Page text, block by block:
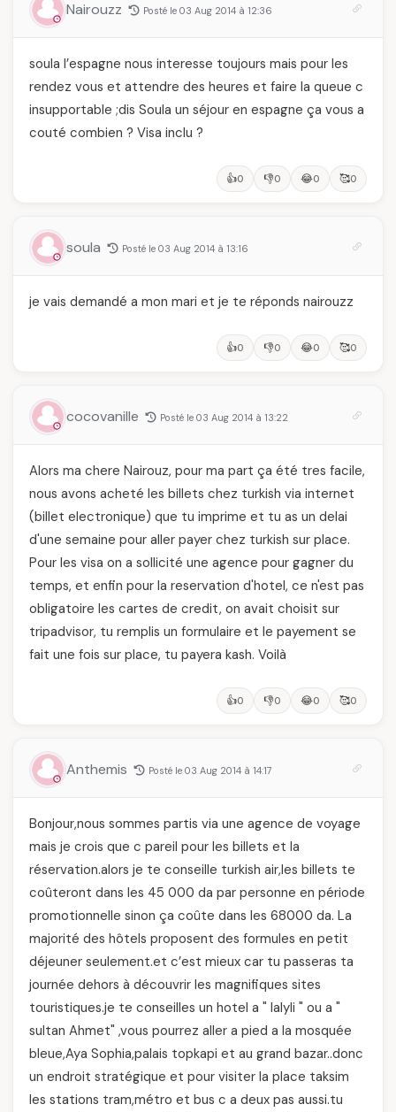
vraiment savoir
Nairouzz Posté le 03 Aug 2014 à 12:36
soula l’espagne nous interesse toujours mais pour les
rendez vous et attendre des heures et faire la queue c
insupportable ;dis Soula un séjour en espagne ça vous a
couté combien ? Visa inclu ?
👍0 👎0 😂0 🥰0
soula Posté le 03 Aug 2014 à 13:16
je vais demandé a mon mari et je te réponds nairouzz
👍0 👎0 😂0 🥰0
cocovanille Posté le 03 Aug 2014 à 13:22
Alors ma chere Nairouz, pour ma part ça été tres facile,
nous avons acheté les billets chez turkish via internet
(billet electronique) que tu imprime et tu as un delai
d'une semaine pour aller payer chez turkish sur place.
Pour les visa on a sollicité une agence pour gagner du
temps, et enfin pour la reservation d'hotel, ce n'est pas
obligatoire les cartes de credit, on avait choisit sur
tripadvisor, tu remplis un formulaire et le payement se
fait une fois sur place, tu payera kash. Voilà
👍0 👎0 😂0 🥰0
Anthemis Posté le 03 Aug 2014 à 14:17
Bonjour,nous sommes partis via une agence de voyage
mais je crois que c pareil pour les billets et la
réservation.alors je te conseille turkish air,les billets te
coûteront dans les 45 000 da par personne en période
promotionnelle sinon ça coûte dans les 68000 da. La
majorité des hôtels proposent des formules en petit
déjeuner seulement.et c’est mieux car tu passeras ta
journée dehors à découvrir les magnifiques sites
touristiques.je te conseilles un hotel a " lalyli " ou a "
sultan Ahmet" ,vous pourrez aller a pied a la mosquée
bleue,Aya Sophia,palais topkapi et au grand bazar..donc
un endroit stratégique et pour visiter la place taksim
les stations tram,métro et bus c a deux pas aussi.tu